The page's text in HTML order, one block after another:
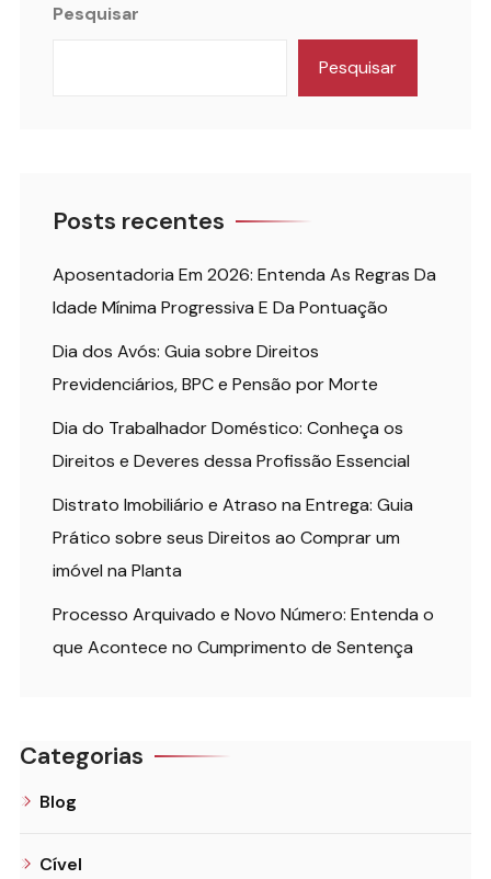
Pesquisar
Pesquisar
Posts recentes
Aposentadoria Em 2026: Entenda As Regras Da
Idade Mínima Progressiva E Da Pontuação
Dia dos Avós: Guia sobre Direitos
Previdenciários, BPC e Pensão por Morte
Dia do Trabalhador Doméstico: Conheça os
Direitos e Deveres dessa Profissão Essencial
Distrato Imobiliário e Atraso na Entrega: Guia
Prático sobre seus Direitos ao Comprar um
imóvel na Planta
Processo Arquivado e Novo Número: Entenda o
que Acontece no Cumprimento de Sentença
Categorias
Blog
Cível